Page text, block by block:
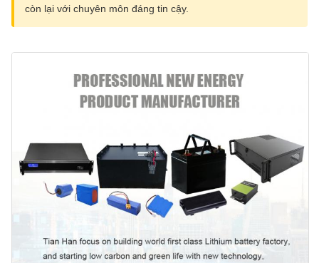
còn lại với chuyên môn đáng tin cậy.